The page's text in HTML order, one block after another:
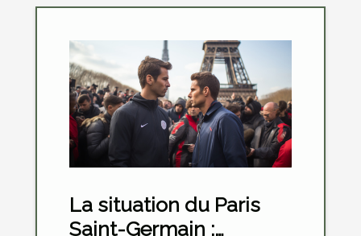
La situation du Paris
Saint-Germain :